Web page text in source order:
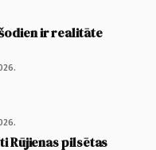
ir realitāte
Rūjienas pilsētas